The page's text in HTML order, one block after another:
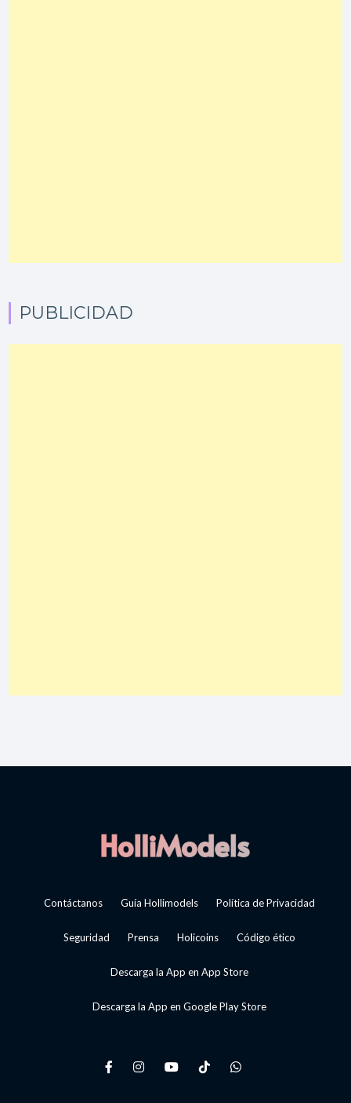
PUBLICIDAD
Contáctanos Guía Hollimodels Política de Privacidad
Seguridad Prensa Holicoins Código ético
Descarga la App en App Store
Descarga la App en Google Play Store